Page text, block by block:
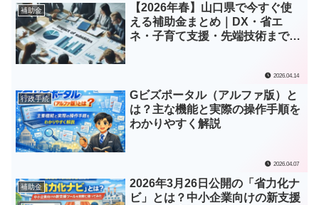
補助金
【2026年春】山口県で今すぐ使
える補助金まとめ｜DX・省エ
ネ・子育て支援・先端技術まで一
2026.04.14
行政手続
Gビズポータル（アルファ版）と
は？主な機能と実際の操作手順を
わかりやすく解説
2026.04.07
補助金
2026年3月26日公開の「省力化ナ
ビ」とは？中小企業向けの新支援